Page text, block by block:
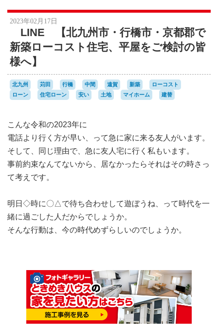
2023年02月17日
LINE 【北九州市・行橋市・京都郡で
新築ローコスト住宅、平屋をご検討の皆
様へ】
北九州 苅田 行橋 中間 遠賀 新築
ローコスト
ローン
住宅ローン 安い 土地 マイホーム 建替
こんな令和の2023年に
電話より行く方が早い、って急に家に来る友人がいます。
そして、同じ理由で、急に友人宅に行く私もいます。
事前約束なんてないから、居なかったらそれはその時さっ
て考えです。
明日◇時に〇△で待ち合わせして遊ぼうね、って時代を一
緒に過ごした人だからでしょうか。
そんな行動は、今の時代めずらしいのでしょうか。